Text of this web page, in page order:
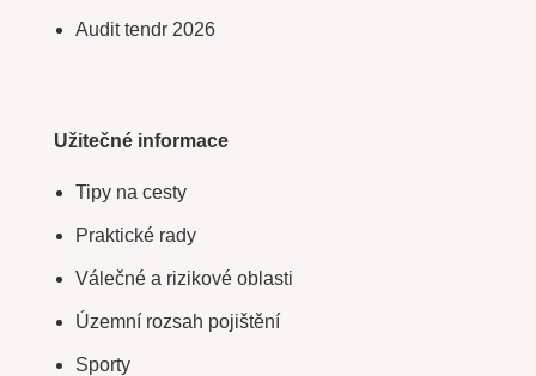
Audit tendr 2026
Užitečné informace
Tipy na cesty
Praktické rady
Válečné a rizikové oblasti
Územní rozsah pojištění
Sporty